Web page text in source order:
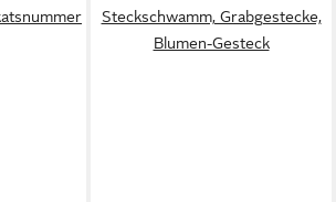
Steckschwamm, Grabgestecke,
Blumen-Gesteck